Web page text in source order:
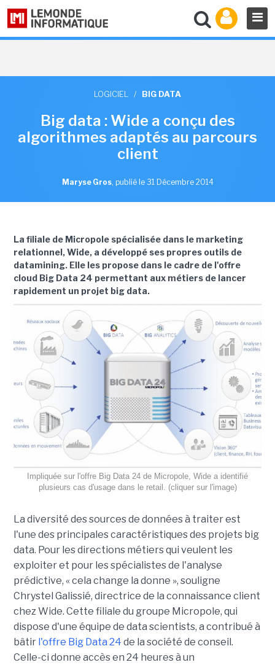
LOGICIEL / BIG DATA
Big data : Wide a conçu des
algorithmes adaptés au parcours
client
Maryse Gros, publié le 31 Décembre 2014
La filiale de Micropole spécialisée dans le marketing
relationnel, Wide, a développé ses propres outils de
datamining. Elle les propose dans le cadre de l'offre
cloud Big Data 24 permettant aux métiers de lancer
rapidement un projet big data.
Impliquée sur l'offre Big Data 24 de Micropole, Wide a identifié
plusieurs cas d'usage dans le retail. (cliquer sur l'image)
La diversité des sources de données à traiter est
l'une des principales caractéristiques des projets big
data. Pour les directions métiers qui veulent les
exploiter et pour les spécialistes de l'analyse
prédictive, « cela change la donne », souligne
Chrystel Galissié, directrice de la connaissance client
chez Wide. Cette filiale du groupe Micropole, qui
dispose d'une équipe de data scientists, a contribué à
bâtir l'offre Big Data 24 de la société de conseil.
Celle-ci donne accès en 24 heures à un